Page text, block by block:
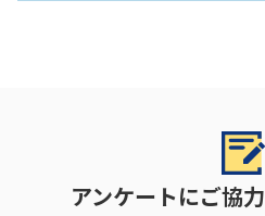
アンケートにご協